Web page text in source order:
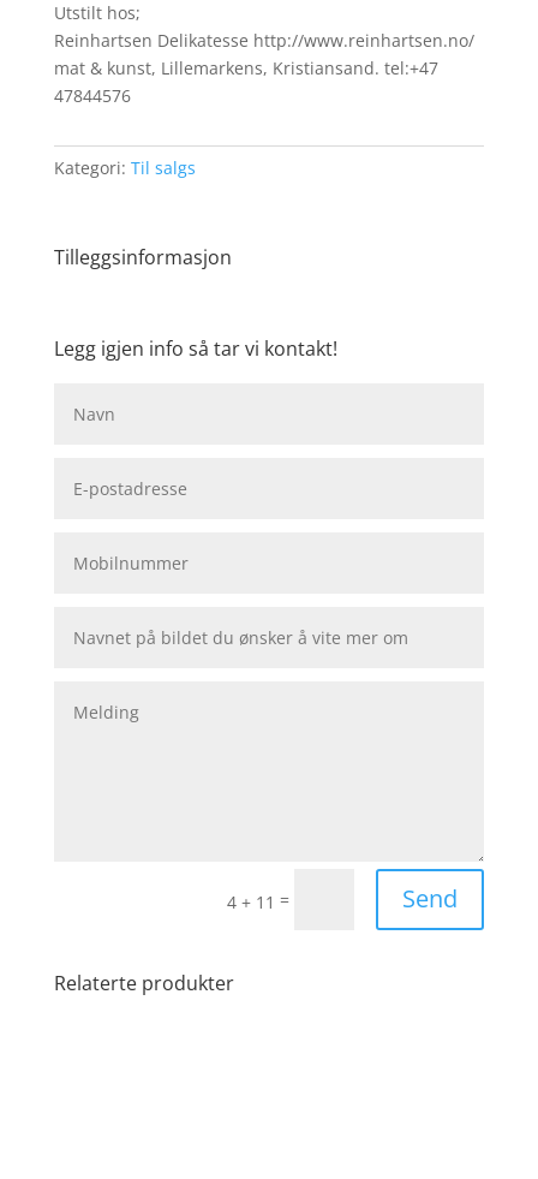
Utstilt hos;
Reinhartsen Delikatesse http://www.reinhartsen.no/
mat & kunst, Lillemarkens, Kristiansand. tel:+47
47844576
Kategori: Til salgs
Tilleggsinformasjon
Legg igjen info så tar vi kontakt!
4 + 11 = Send
Relaterte produkter